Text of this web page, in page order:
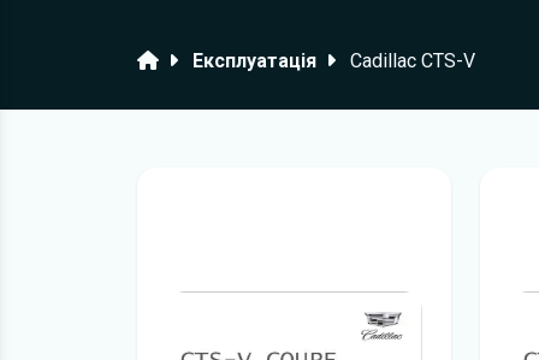
ГоловнаЕксплуатація Cadillac CTS-V